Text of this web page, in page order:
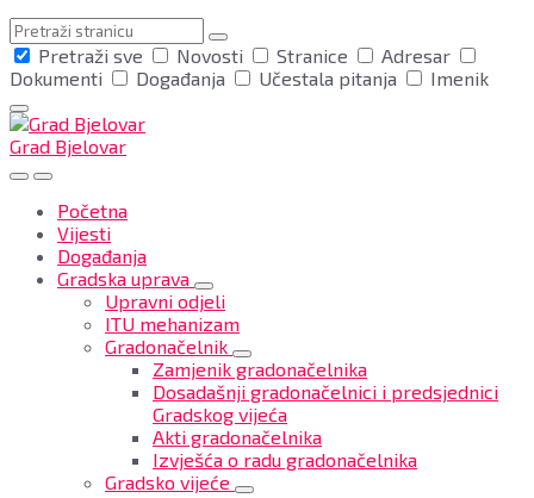
Pretraga
Pretraži sve
Novosti Stranice
Adresar
Dokumenti
Događanja Učestala pitanja Imenik
Grad Bjelovar
Početna
Vijesti
Događanja
Gradska uprava
Upravni odjeli
ITU mehanizam
Gradonačelnik
Zamjenik gradonačelnika
Dosadašnji gradonačelnici i predsjednici
Gradskog vijeća
Akti gradonačelnika
Izvješća o radu gradonačelnika
Gradsko vijeće